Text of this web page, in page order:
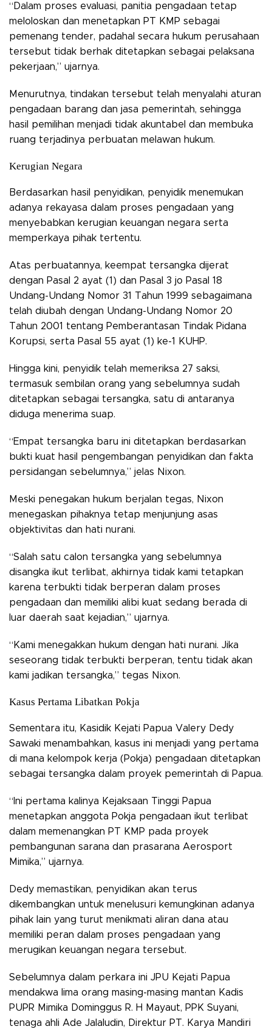
“Dalam proses evaluasi, panitia pengadaan tetap
meloloskan dan menetapkan PT KMP sebagai
pemenang tender, padahal secara hukum perusahaan
tersebut tidak berhak ditetapkan sebagai pelaksana
pekerjaan,” ujarnya.
Menurutnya, tindakan tersebut telah menyalahi aturan
pengadaan barang dan jasa pemerintah, sehingga
hasil pemilihan menjadi tidak akuntabel dan membuka
ruang terjadinya perbuatan melawan hukum.
Kerugian Negara
Berdasarkan hasil penyidikan, penyidik menemukan
adanya rekayasa dalam proses pengadaan yang
menyebabkan kerugian keuangan negara serta
memperkaya pihak tertentu.
Atas perbuatannya, keempat tersangka dijerat
dengan Pasal 2 ayat (1) dan Pasal 3 jo Pasal 18
Undang-Undang Nomor 31 Tahun 1999 sebagaimana
telah diubah dengan Undang-Undang Nomor 20
Tahun 2001 tentang Pemberantasan Tindak Pidana
Korupsi, serta Pasal 55 ayat (1) ke-1 KUHP.
Hingga kini, penyidik telah memeriksa 27 saksi,
termasuk sembilan orang yang sebelumnya sudah
ditetapkan sebagai tersangka, satu di antaranya
diduga menerima suap.
“Empat tersangka baru ini ditetapkan berdasarkan
bukti kuat hasil pengembangan penyidikan dan fakta
persidangan sebelumnya,” jelas Nixon.
Meski penegakan hukum berjalan tegas, Nixon
menegaskan pihaknya tetap menjunjung asas
objektivitas dan hati nurani.
“Salah satu calon tersangka yang sebelumnya
disangka ikut terlibat, akhirnya tidak kami tetapkan
karena terbukti tidak berperan dalam proses
pengadaan dan memiliki alibi kuat sedang berada di
luar daerah saat kejadian,” ujarnya.
“Kami menegakkan hukum dengan hati nurani. Jika
seseorang tidak terbukti berperan, tentu tidak akan
kami jadikan tersangka,” tegas Nixon.
Kasus Pertama Libatkan Pokja
Sementara itu, Kasidik Kejati Papua Valery Dedy
Sawaki menambahkan, kasus ini menjadi yang pertama
di mana kelompok kerja (Pokja) pengadaan ditetapkan
sebagai tersangka dalam proyek pemerintah di Papua.
“Ini pertama kalinya Kejaksaan Tinggi Papua
menetapkan anggota Pokja pengadaan ikut terlibat
dalam memenangkan PT KMP pada proyek
pembangunan sarana dan prasarana Aerosport
Mimika,” ujarnya.
Dedy memastikan, penyidikan akan terus
dikembangkan untuk menelusuri kemungkinan adanya
pihak lain yang turut menikmati aliran dana atau
memiliki peran dalam proses pengadaan yang
merugikan keuangan negara tersebut.
Sebelumnya dalam perkara ini JPU Kejati Papua
mendakwa lima orang masing-masing mantan Kadis
PUPR Mimika Dominggus R. H Mayaut, PPK Suyani,
tenaga ahli Ade Jalaludin, Direktur PT. Karya Mandiri